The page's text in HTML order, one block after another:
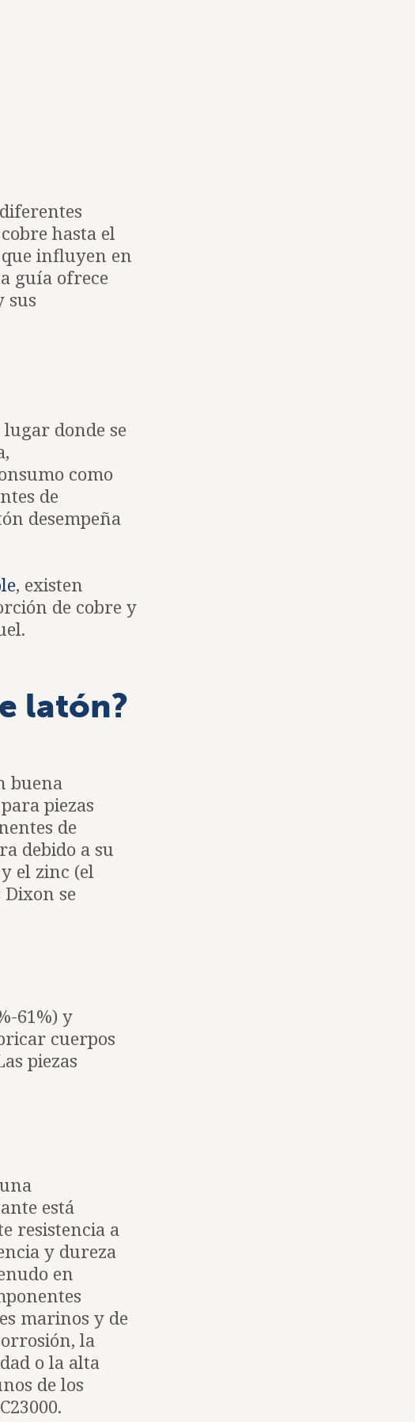
hasta el
influyen en
guía ofrece
sus
donde se
como
de
desempeña
, existen
de cobre y
latón?
buena
piezas
de
debido a su
el zinc (el
se
61%) y
cuerpos
piezas
está
resistencia a
y dureza
en
marinos y de
la
o la alta
de los